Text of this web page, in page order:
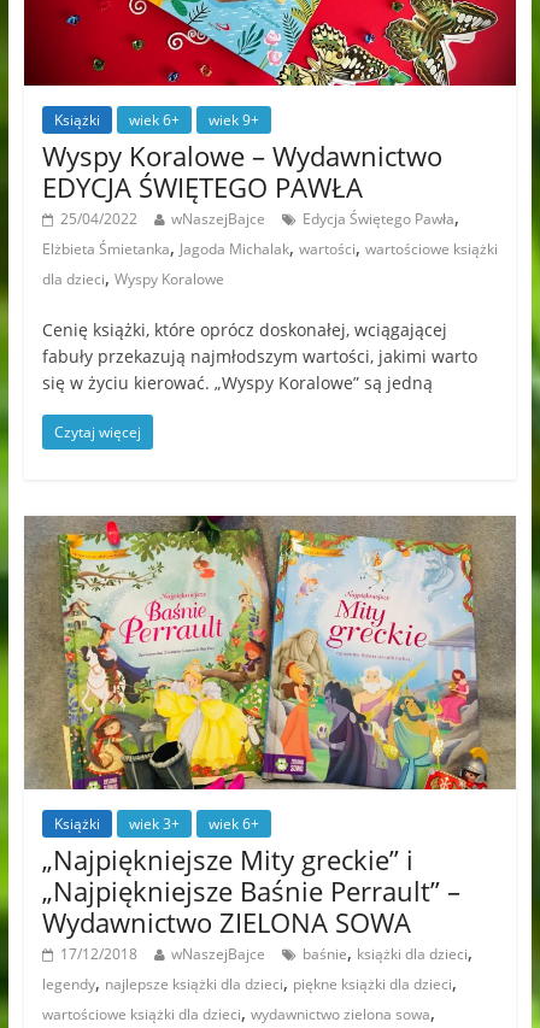
Książki wiek 6+ wiek 9+
Wyspy Koralowe – Wydawnictwo
EDYCJA ŚWIĘTEGO PAWŁA
25/04/2022 wNaszejBajce Edycja Świętego Pawła,
Elżbieta Śmietanka, Jagoda Michalak, wartości, wartościowe książki
dla dzieci, Wyspy Koralowe
Cenię książki, które oprócz doskonałej, wciągającej
fabuły przekazują najmłodszym wartości, jakimi warto
się w życiu kierować. „Wyspy Koralowe” są jedną
Czytaj więcej
Książki wiek 3+ wiek 6+
„Najpiękniejsze Mity greckie” i
„Najpiękniejsze Baśnie Perrault” –
Wydawnictwo ZIELONA SOWA
17/12/2018 wNaszejBajce baśnie, książki dla dzieci,
legendy, najlepsze książki dla dzieci, piękne książki dla dzieci,
wartościowe książki dla dzieci, wydawnictwo zielona sowa,